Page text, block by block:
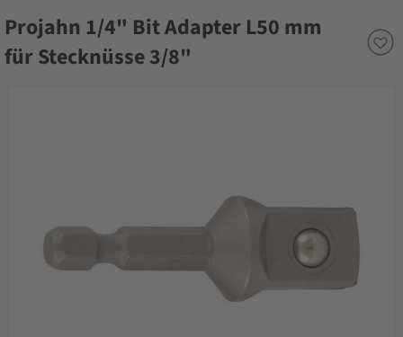
Projahn 1/4" Bit Adapter L50 mm
für Stecknüsse 3/8"